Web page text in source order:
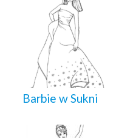
Barbie w Sukni